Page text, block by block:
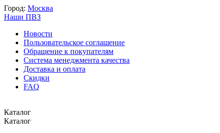
Город: Москва
Наши ПВЗ
Новости
Пользовательское соглашение
Обращение к покупателям
Система менеджмента качества
Доставка и оплата
Скидки
FAQ
Каталог
Каталог